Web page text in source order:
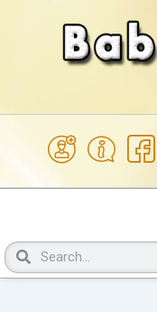
SzukajSzukaj